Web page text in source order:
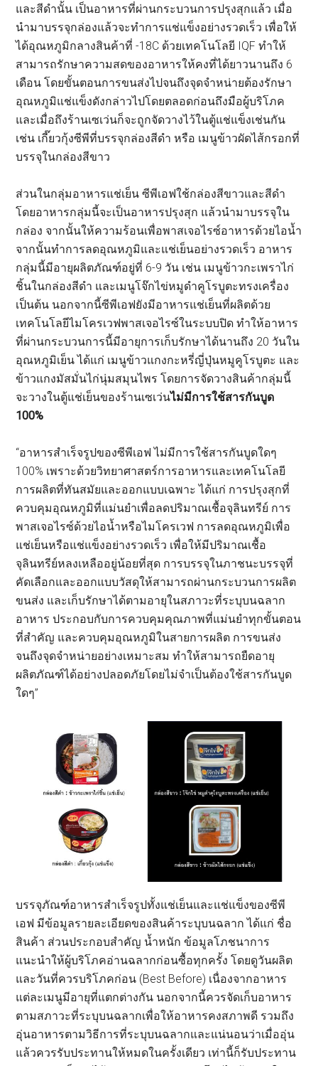
และสีดำนั้น เป็นอาหารที่ผ่านกระบวนการปรุงสุกแล้ว เมื่อ
นำมาบรรจุกล่องแล้วจะทำการแช่แข็งอย่างรวดเร็ว เพื่อให้
ได้อุณหภูมิกลางสินค้าที่ -18C ด้วยเทคโนโลยี IQF ทำให้
สามารถรักษาความสดของอาหารให้คงที่ได้ยาวนานถึง 6
เดือน โดยขั้นตอนการขนส่งไปจนถึงจุดจำหน่ายต้องรักษา
อุณหภูมิแช่แข็งดังกล่าวไปโดยตลอดก่อนถึงมือผู้บริโภค
และเมื่อถึงร้านเซเว่นก็จะถูกจัดวางไว้ในตู้แช่แข็งเช่นกัน
เช่น เกี๊ยวกุ้งซีพีที่บรรจุกล่องสีดำ หรือ เมนูข้าวผัดไส้กรอกที่
บรรจุในกล่องสีขาว
ส่วนในกลุ่มอาหารแช่เย็น ซีพีเอฟใช้กล่องสีขาวและสีดำ
โดยอาหารกลุ่มนี้จะเป็นอาหารปรุงสุก แล้วนำมาบรรจุใน
กล่อง จากนั้นให้ความร้อนเพื่อพาสเจอไรซ์อาหารด้วยไอน้ำ
จากนั้นทำการลดอุณหภูมิและแช่เย็นอย่างรวดเร็ว อาหาร
กลุ่มนี้มีอายุผลิตภัณฑ์อยู่ที่ 6-9 วัน เช่น เมนูข้าวกะเพราไก่
ชิ้นในกล่องสีดำ และเมนูโจ๊กไข่หมูดำคูโรบูตะทรงเครื่อง
เป็นต้น นอกจากนี้ซีพีเอฟยังมีอาหารแช่เย็นที่ผลิตด้วย
เทคโนโลยีไมโครเวฟพาสเจอไรซ์ในระบบปิด ทำให้อาหาร
ที่ผ่านกระบวนการนี้มีอายุการเก็บรักษาได้นานถึง 20 วันใน
อุณหภูมิเย็น ได้แก่ เมนูข้าวแกงกะหรี่ญี่ปุ่นหมูคูโรบูตะ และ
ข้าวแกงมัสมั่นไก่นุ่มสมุนไพร โดยการจัดวางสินค้ากลุ่มนี้
จะวางในตู้แช่เย็นของร้านเซเว่นไม่มีการใช้สารกันบูด
100%
“อาหารสำเร็จรูปของซีพีเอฟ ไม่มีการใช้สารกันบูดใดๆ
100% เพราะด้วยวิทยาศาสตร์การอาหารและเทคโนโลยี
การผลิตที่ทันสมัยและออกแบบเฉพาะ ได้แก่ การปรุงสุกที่
ควบคุมอุณหภูมิที่แม่นยำเพื่อลดปริมาณเชื้อจุลินทรีย์ การ
พาสเจอไรซ์ด้วยไอน้ำหรือไมโครเวฟ การลดอุณหภูมิเพื่อ
แช่เย็นหรือแช่แข็งอย่างรวดเร็ว เพื่อให้มีปริมาณเชื้อ
จุลินทรีย์หลงเหลืออยู่น้อยที่สุด การบรรจุในภาชนะบรรจุที่
คัดเลือกและออกแบบวัสดุให้สามารถผ่านกระบวนการผลิต
ขนส่ง และเก็บรักษาได้ตามอายุในสภาวะที่ระบุบนฉลาก
อาหาร ประกอบกับการควบคุมคุณภาพที่แม่นยำทุกขั้นตอน
ที่สำคัญ และควบคุมอุณหภูมิในสายการผลิต การขนส่ง
จนถึงจุดจำหน่ายอย่างเหมาะสม ทำให้สามารถยืดอายุ
ผลิตภัณฑ์ได้อย่างปลอดภัยโดยไม่จำเป็นต้องใช้สารกันบูด
ใดๆ”
บรรจุภัณฑ์อาหารสำเร็จรูปทั้งแช่เย็นและแช่แข็งของซีพี
เอฟ มีข้อมูลรายละเอียดของสินค้าระบุบนฉลาก ได้แก่ ชื่อ
สินค้า ส่วนประกอบสำคัญ น้ำหนัก ข้อมูลโภชนาการ
แนะนำให้ผู้บริโภคอ่านฉลากก่อนซื้อทุกครั้ง โดยดูวันผลิต
และวันที่ควรบริโภคก่อน (Best Before) เนื่องจากอาหาร
แต่ละเมนูมีอายุที่แตกต่างกัน นอกจากนี้ควรจัดเก็บอาหาร
ตามสภาวะที่ระบุบนฉลากเพื่อให้อาหารคงสภาพดี รวมถึง
อุ่นอาหารตามวิธีการที่ระบุบนฉลากและแน่นอนว่าเมื่ออุ่น
แล้วควรรับประทานให้หมดในครั้งเดียว เท่านี้ก็รับประทาน